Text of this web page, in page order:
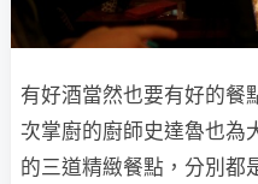
有好酒當然也要有好的餐
次掌廚的廚師史達魯也為
的三道精緻餐點，分別都